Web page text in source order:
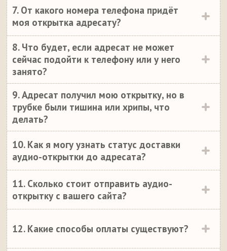
7. От какого номера телефона придёт
моя открытка адресату?
8. Что будет, если адресат не может
сейчас подойти к телефону или у него
занято?
9. Адресат получил мою открытку, но в
трубке были тишина или хрипы, что
делать?
10. Как я могу узнать статус доставки
аудио-открытки до адресата?
11. Сколько стоит отправить аудио-
открытку с вашего сайта?
12. Какие способы оплаты существуют?